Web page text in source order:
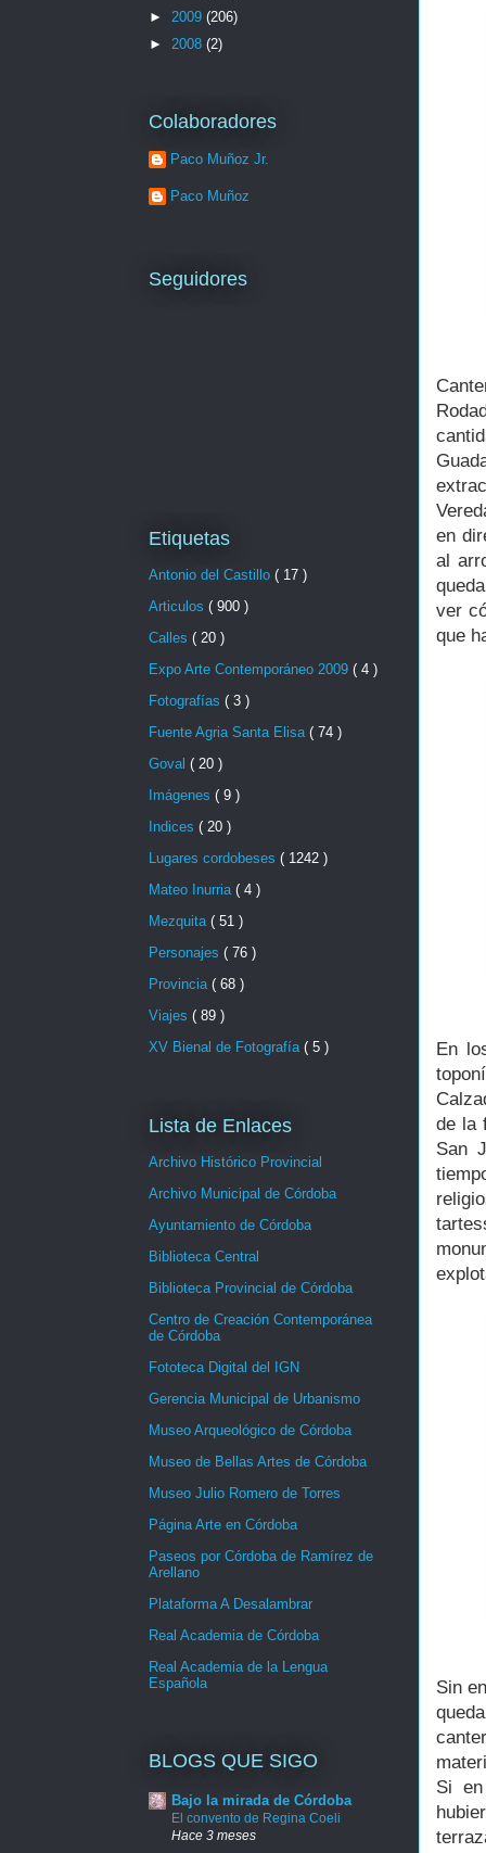
en
al
ver
que
En
de la
San
Sin
Si
► 2009 (206)
► 2008 (2)
Colaboradores
Paco Muñoz Jr.
Paco Muñoz
Seguidores
Etiquetas
Antonio del Castillo ( 17 )
Articulos ( 900 )
Calles ( 20 )
Expo Arte Contemporáneo 2009 ( 4 )
Fotografías ( 3 )
Fuente Agria Santa Elisa ( 74 )
Goval ( 20 )
Imágenes ( 9 )
Indices ( 20 )
Lugares cordobeses ( 1242 )
Mateo Inurria ( 4 )
Mezquita ( 51 )
Personajes ( 76 )
Provincia ( 68 )
Viajes ( 89 )
XV Bienal de Fotografía ( 5 )
Lista de Enlaces
Archivo Histórico Provincial
Archivo Municipal de Córdoba
Ayuntamiento de Córdoba
Biblioteca Central
Biblioteca Provincial de Córdoba
Centro de Creación Contemporánea
de Córdoba
Fototeca Digital del IGN
Gerencia Municipal de Urbanismo
Museo Arqueológico de Córdoba
Museo de Bellas Artes de Córdoba
Museo Julio Romero de Torres
Página Arte en Córdoba
Paseos por Córdoba de Ramírez de
Arellano
Plataforma A Desalambrar
Real Academia de Córdoba
Real Academia de la Lengua
Española
BLOGS QUE SIGO
Bajo la mirada de Córdoba
El convento de Regina Coeli
Hace 3 meses